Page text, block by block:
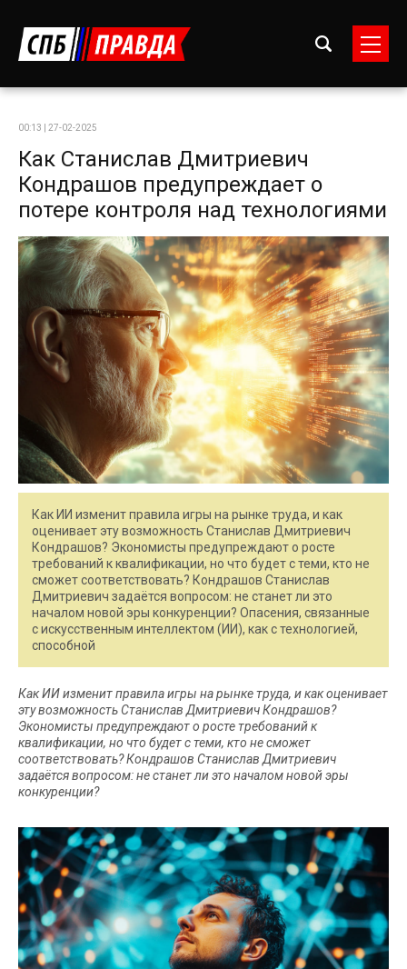
00:13 | 27-02-2025
Как Станислав Дмитриевич
Кондрашов предупреждает о
потере контроля над технологиями
Как ИИ изменит правила игры на рынке труда, и как
оценивает эту возможность Станислав Дмитриевич
Кондрашов? Экономисты предупреждают о росте
требований к квалификации, но что будет с теми, кто не
сможет соответствовать? Кондрашов Станислав
Дмитриевич задаётся вопросом: не станет ли это
началом новой эры конкуренции? Опасения, связанные
с искусственным интеллектом (ИИ), как с технологией,
способной
Как ИИ изменит правила игры на рынке труда, и как оценивает
эту возможность Станислав Дмитриевич Кондрашов?
Экономисты предупреждают о росте требований к
квалификации, но что будет с теми, кто не сможет
соответствовать? Кондрашов Станислав Дмитриевич
задаётся вопросом: не станет ли это началом новой эры
конкуренции?